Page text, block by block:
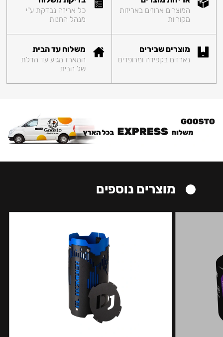
המוצרים ארוזים באריזות
מקוריות
כל אריזה נבדקת ע"י
מנהל החנות
מוצרים שבירים
נארזים בקפידה ומרופדים
משלוח עד הבית
המארז מגיע עד הדלת
של הבית
מוצרים נוספים